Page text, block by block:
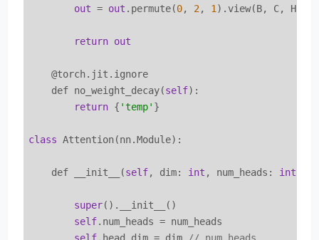
out = out .permute(0, 2, 1).view(B, C, H, W)
return out
    @torch.jit.ignore
    def no_weight_decay(
self):
return { 'temp' }
class Attention(nn.Module):
    def __init__(
self, dim: int , num_heads: int
super().__init__()
self.num_heads = num_heads